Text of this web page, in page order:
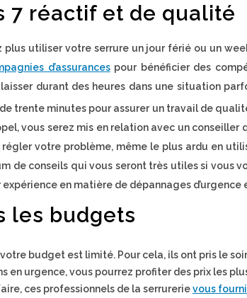
7 réactif et de qualité
utiliser votre serrure un jour férié ou un
d’assurancespour bénéficier des
durant des heures dans une situation
trente minutes pour assurer un travail de
vous serez mis en relation avec un conseiller
votre problème, même le plus ardu en
de conseils qui vous seront très utiles si vous
en matière de dépannages d’urgence
les budgets
budget est limité. Pour cela, ils ont pris le
urgence, vous pourrez profiter des prix les
ces professionnels de la serrurerievous